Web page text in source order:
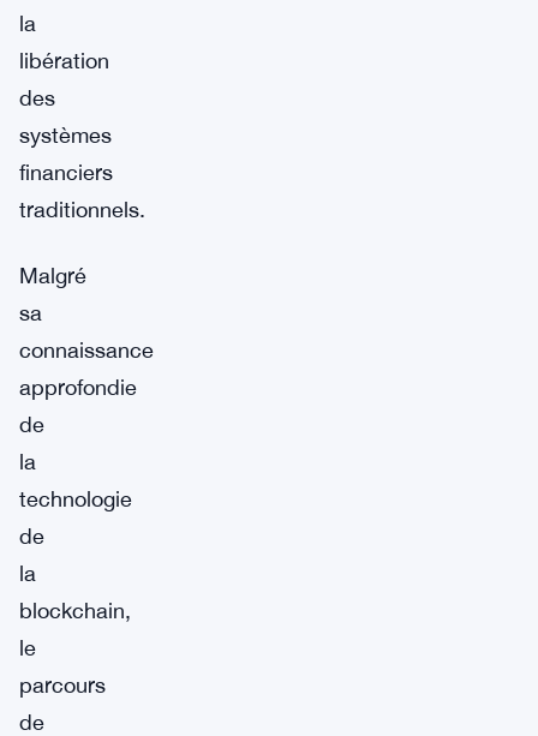
la
libération
des
systèmes
financiers
traditionnels.
Malgré
sa
connaissance
approfondie
de
la
technologie
de
la
blockchain,
le
parcours
de